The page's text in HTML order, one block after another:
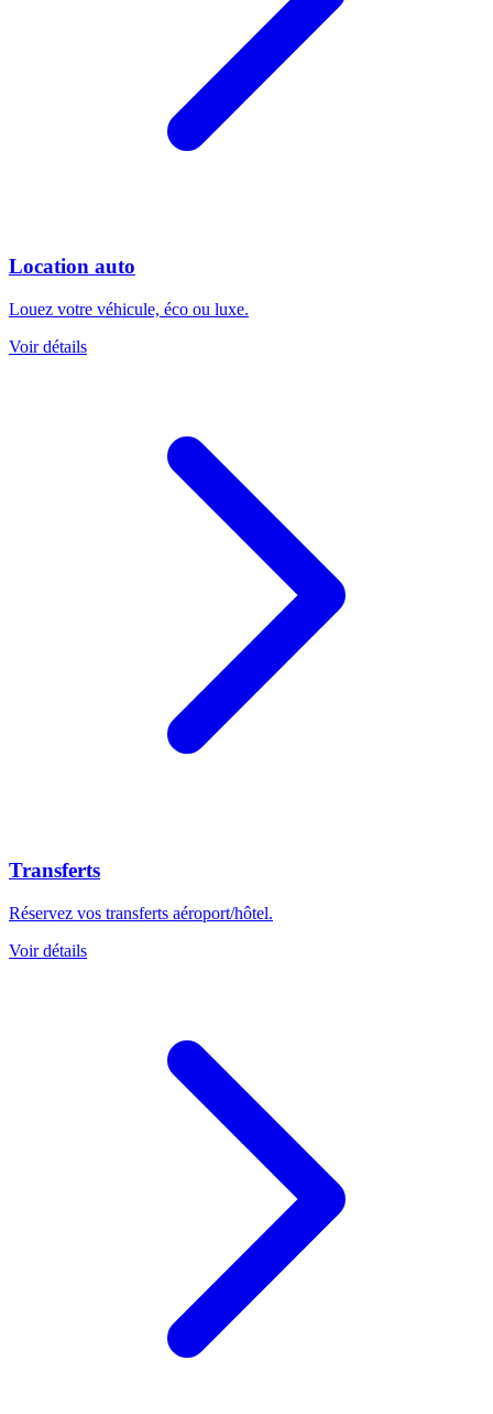
Location auto
Louez votre véhicule, éco ou luxe.
Voir détails
Transferts
Réservez vos transferts aéroport/hôtel.
Voir détails